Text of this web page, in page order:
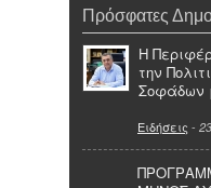
Πρόσφατες
Η
την
Σοφάδων
Ειδήσεις -